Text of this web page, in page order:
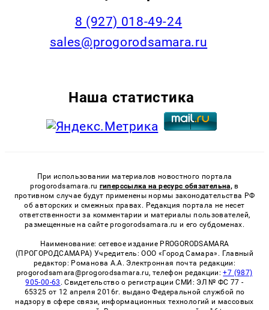
8 (927) 018-49-24
sales@progorodsamara.ru
Наша статистика
При использовании материалов новостного портала
progorodsamara.ru гиперссылка на ресурс обязательна, в
противном случае будут применены нормы законодательства РФ
об авторских и смежных правах. Редакция портала не несет
ответственности за комментарии и материалы пользователей,
размещенные на сайте progorodsamara.ru и его субдоменах.
Наименование: сетевое издание PROGORODSAMARA
(ПРОГОРОДСАМАРА) Учредитель: ООО «Город Самара». Главный
редактор: Романова А.А. Электронная почта редакции:
progorodsamara@progorodsamara.ru, телефон редакции:+7 (987)
905-00-63 . Свидетельство о регистрации СМИ: ЭЛ № ФС 77 -
65325 от 12 апреля 2016г. выдано Федеральной службой по
надзору в сфере связи, информационных технологий и массовых